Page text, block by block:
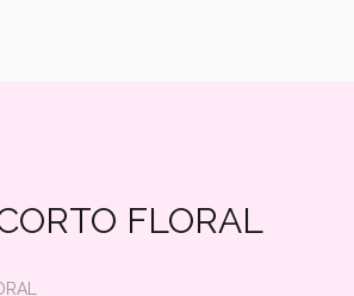
FLORAL